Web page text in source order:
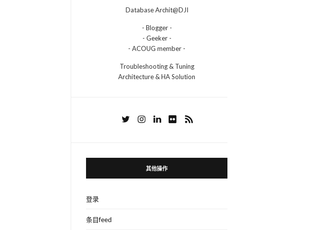
Database Archit@DJI
- Blogger -
- Geeker -
- ACOUG member -
Troubleshooting & Tuning
Architecture & HA Solution
其他操作
登录
条目feed